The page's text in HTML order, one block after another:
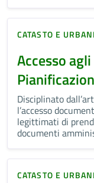
CATASTO E
Accesso
Disciplinato
l’accesso
legittimati di
documenti
CATASTO E